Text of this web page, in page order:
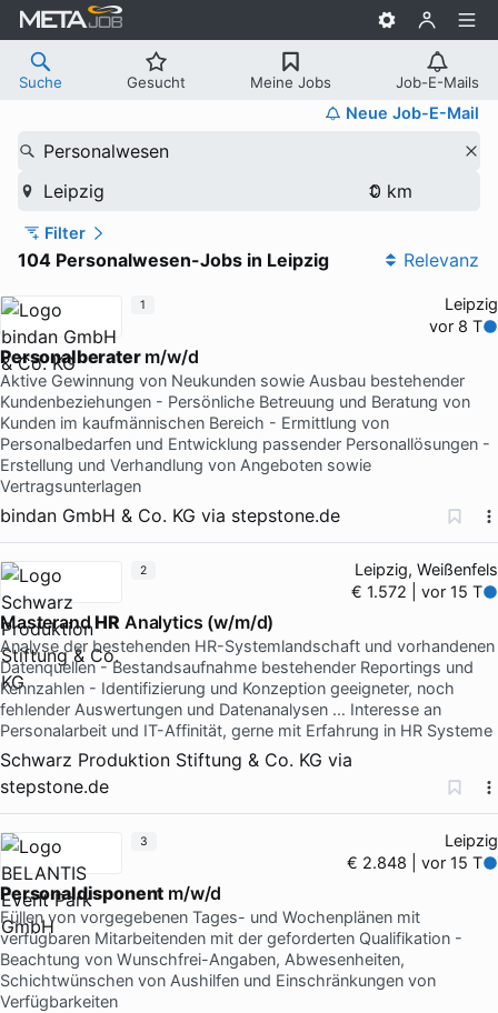
Suche Gesucht Meine Jobs Job-E-Mails
Neue Job-E-Mail
Personalwesen
Leipzig
Filter
104 Personalwesen-Jobs in Leipzig Relevanz
Leipzig
vor 8 T
Personalberaterm/w/d
Aktive Gewinnung von Neukunden sowie Ausbau bestehender
Kundenbeziehungen - Persönliche Betreuung und Beratung von
Kunden im kaufmännischen Bereich - Ermittlung von
Personalbedarfen und Entwicklung passender Personallösungen -
Erstellung und Verhandlung von Angeboten sowie
Vertragsunterlagen
bindan GmbH & Co. KG via stepstone.de
1
Leipzig, Weißenfels
€ 1.572 | vor 15 T
MasterandHR Analytics (w/m/d)
Analyse der bestehenden HR-Systemlandschaft und vorhandenen
Datenquellen - Bestandsaufnahme bestehender Reportings und
Kennzahlen - Identifizierung und Konzeption geeigneter, noch
fehlender Auswertungen und Datenanalysen … Interesse an
Personalarbeit und IT-Affinität, gerne mit Erfahrung in HR Systeme
Schwarz Produktion Stiftung & Co. KG via
stepstone.de
2
Leipzig
€ 2.848 | vor 15 T
Personaldisponent m/w/d
Füllen von vorgegebenen Tages- und Wochenplänen mit
verfügbaren Mitarbeitenden mit der geforderten Qualifikation -
Beachtung von Wunschfrei-Angaben, Abwesenheiten,
Schichtwünschen von Aushilfen und Einschränkungen von
Verfügbarkeiten
3